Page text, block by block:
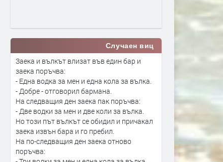
Случаен виц
Заека и вълкът влизат във един бар и
заека поръчва:
- Една водка за мен и една кола за вълка.
- Добре - отговорил бармана.
На следващия ден заека пак поръчва:
- Две водки за мен и две коли за вълка.
Но този път вълкът се обидил и причакал
заека извън бара и го пребил.
На по-следващия ден заека отново
поръчва: